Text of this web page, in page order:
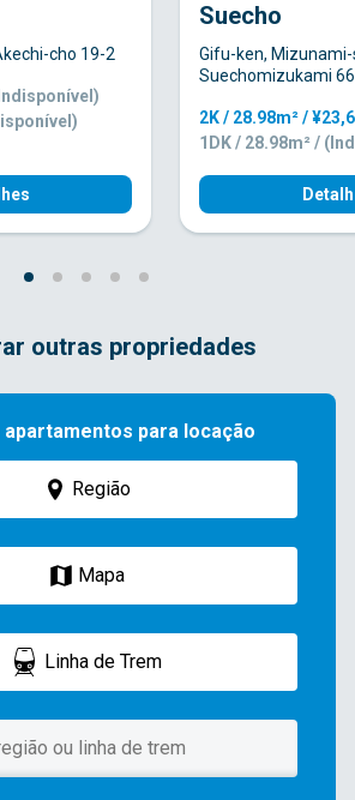
cho 19-2
Suecho
Gifu-ken, Mizunami-
Suechomizukami
2K / 28.98m² /
1DK / 28.98m² /
outras propriedades
apartamentos para locação
Região
Mapa
Linha de Trem